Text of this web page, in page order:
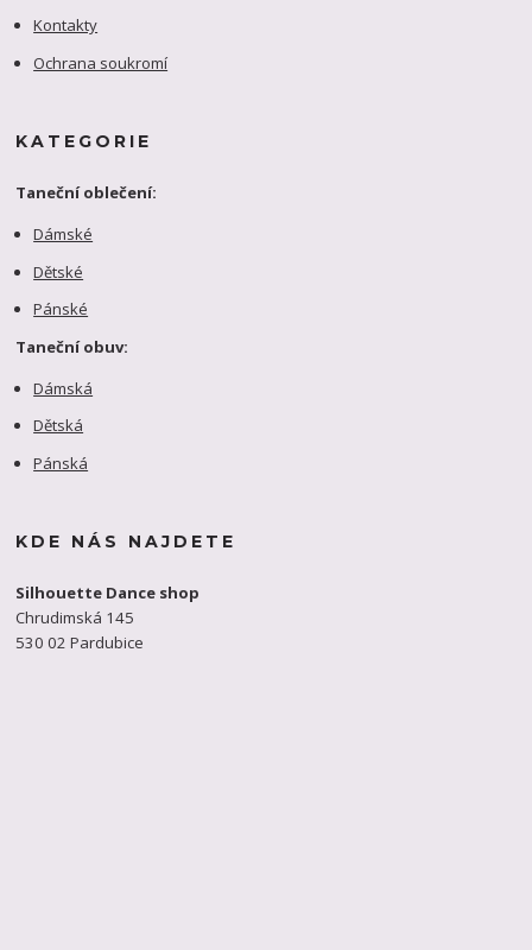
Kontakty
Ochrana soukromí
KATEGORIE
Taneční oblečení:
Dámské
Dětské
Pánské
Taneční obuv:
Dámská
Dětská
Pánská
KDE NÁS NAJDETE
Silhouette Dance shop
Chrudimská 145
530 02 Pardubice